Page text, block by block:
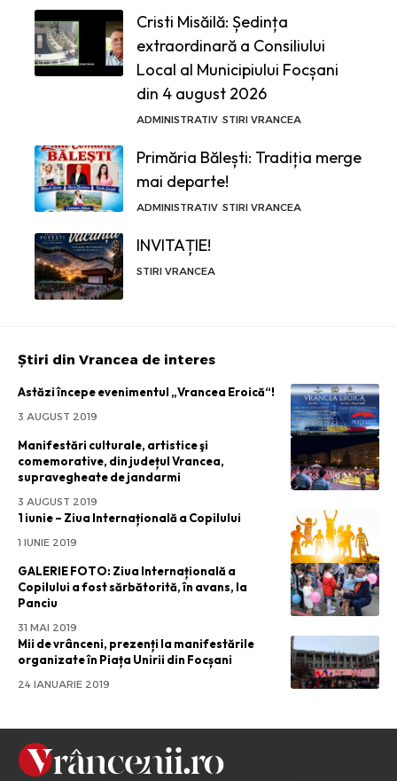
Cristi Misăilă: Ședința
extraordinară a Consiliului
Local al Municipiului Focșani
din 4 august 2026
ADMINISTRATIV STIRI VRANCEA
Primăria Bălești: Tradiția merge
mai departe!
ADMINISTRATIV STIRI VRANCEA
INVITAȚIE!
STIRI VRANCEA
Știri din Vrancea de interes
Astăzi începe evenimentul „Vrancea Eroică“!
3 AUGUST 2019
Manifestări culturale, artistice şi
comemorative, din județul Vrancea,
supravegheate de jandarmi
3 AUGUST 2019
1 iunie – Ziua Internațională a Copilului
1 IUNIE 2019
GALERIE FOTO: Ziua Internațională a
Copilului a fost sărbătorită, în avans, la
Panciu
31 MAI 2019
Mii de vrânceni, prezenți la manifestările
organizate în Piața Unirii din Focșani
24 IANUARIE 2019